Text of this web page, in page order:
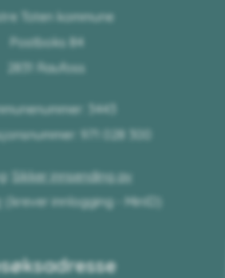
Toten kommune
Postboks 84
2831 Raufoss
3443
971 028 300
Sikker innsending av
(krever innlogging - MinID)